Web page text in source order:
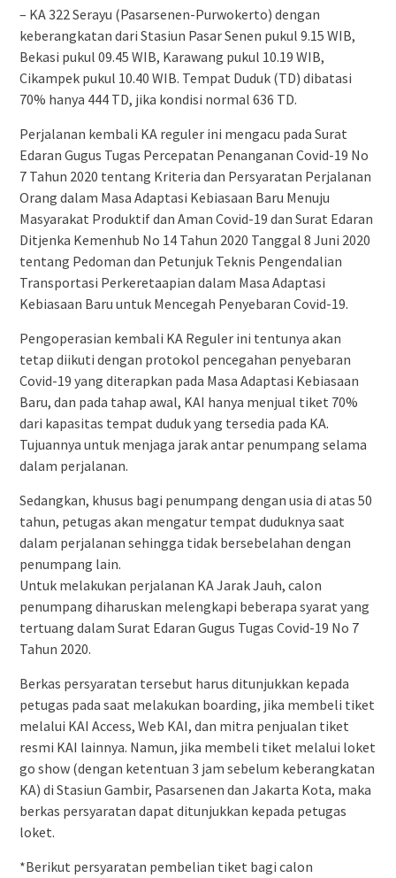
– KA 322 Serayu (Pasarsenen-Purwokerto) dengan
keberangkatan dari Stasiun Pasar Senen pukul 9.15 WIB,
Bekasi pukul 09.45 WIB, Karawang pukul 10.19 WIB,
Cikampek pukul 10.40 WIB. Tempat Duduk (TD) dibatasi
70% hanya 444 TD, jika kondisi normal 636 TD.
Perjalanan kembali KA reguler ini mengacu pada Surat
Edaran Gugus Tugas Percepatan Penanganan Covid-19 No
7 Tahun 2020 tentang Kriteria dan Persyaratan Perjalanan
Orang dalam Masa Adaptasi Kebiasaan Baru Menuju
Masyarakat Produktif dan Aman Covid-19 dan Surat Edaran
Ditjenka Kemenhub No 14 Tahun 2020 Tanggal 8 Juni 2020
tentang Pedoman dan Petunjuk Teknis Pengendalian
Transportasi Perkeretaapian dalam Masa Adaptasi
Kebiasaan Baru untuk Mencegah Penyebaran Covid-19.
Pengoperasian kembali KA Reguler ini tentunya akan
tetap diikuti dengan protokol pencegahan penyebaran
Covid-19 yang diterapkan pada Masa Adaptasi Kebiasaan
Baru, dan pada tahap awal, KAI hanya menjual tiket 70%
dari kapasitas tempat duduk yang tersedia pada KA.
Tujuannya untuk menjaga jarak antar penumpang selama
dalam perjalanan.
Sedangkan, khusus bagi penumpang dengan usia di atas 50
tahun, petugas akan mengatur tempat duduknya saat
dalam perjalanan sehingga tidak bersebelahan dengan
penumpang lain.
Untuk melakukan perjalanan KA Jarak Jauh, calon
penumpang diharuskan melengkapi beberapa syarat yang
tertuang dalam Surat Edaran Gugus Tugas Covid-19 No 7
Tahun 2020.
Berkas persyaratan tersebut harus ditunjukkan kepada
petugas pada saat melakukan boarding, jika membeli tiket
melalui KAI Access, Web KAI, dan mitra penjualan tiket
resmi KAI lainnya. Namun, jika membeli tiket melalui loket
go show (dengan ketentuan 3 jam sebelum keberangkatan
KA) di Stasiun Gambir, Pasarsenen dan Jakarta Kota, maka
berkas persyaratan dapat ditunjukkan kepada petugas
loket.
*Berikut persyaratan pembelian tiket bagi calon